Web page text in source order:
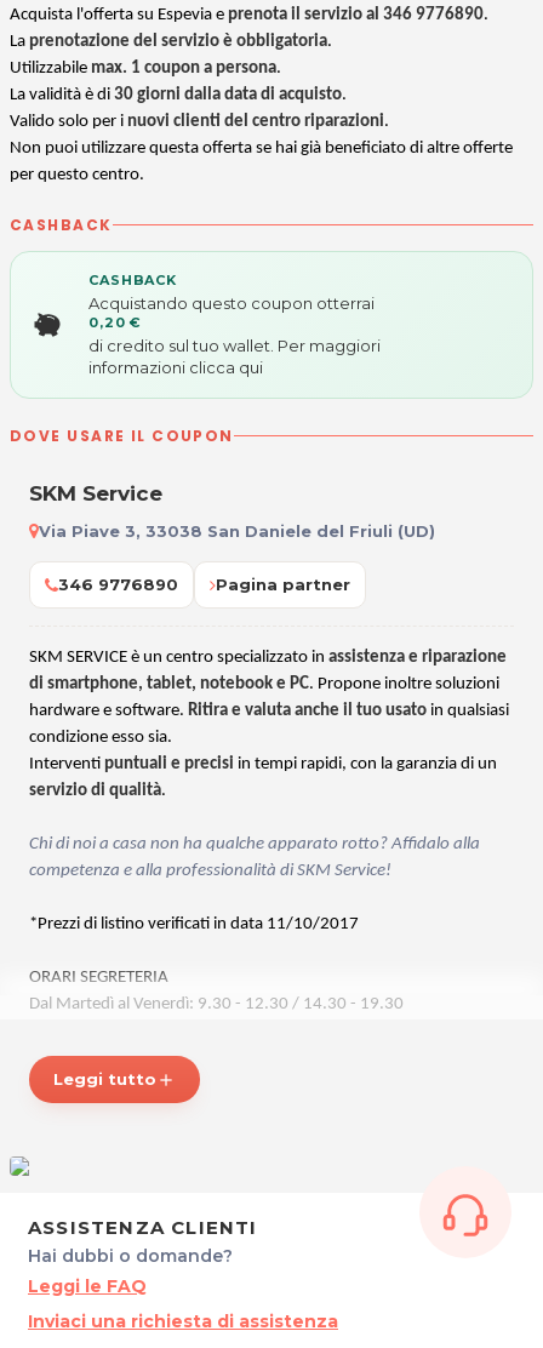
Acquista l'offerta su Espevia e prenota il servizio al 346 9776890.
La prenotazione del servizio è obbligatoria.
Utilizzabile max. 1 coupon a persona.
La validità è di 30 giorni dalla data di acquisto.
Valido solo per i nuovi clienti del centro riparazioni.
Non puoi utilizzare questa offerta se hai già beneficiato di altre offerte
per questo centro.
CASHBACK
CASHBACK
Acquistando questo coupon otterrai
0,20 €
di credito sul tuo wallet. Per maggiori
informazioni clicca qui
DOVE USARE IL COUPON
SKM Service
Via Piave 3, 33038 San Daniele del Friuli (UD)
346 9776890 Pagina partner
SKM SERVICE è un centro specializzato in assistenza e riparazione
di smartphone, tablet, notebook e PC. Propone inoltre soluzioni
hardware e software. Ritira e valuta anche il tuo usato in qualsiasi
condizione esso sia.
Interventi puntuali e precisi in tempi rapidi, con la garanzia di un
servizio di qualità.
Chi di noi a casa non ha qualche apparato rotto? Affidalo alla
competenza e alla professionalità di SKM Service!
*Prezzi di listino verificati in data 11/10/2017
ORARI SEGRETERIA
Dal Martedì al Venerdì: 9.30 - 12.30 / 14.30 - 19.30
Lunedì e Domenica chiuso.
P.IVA 02878190301
scrivi aposta@espevia.it
Leggi tutto add
ASSISTENZA CLIENTI
Hai dubbi o domande?
Leggi le FAQ
Inviaci una richiesta di assistenza